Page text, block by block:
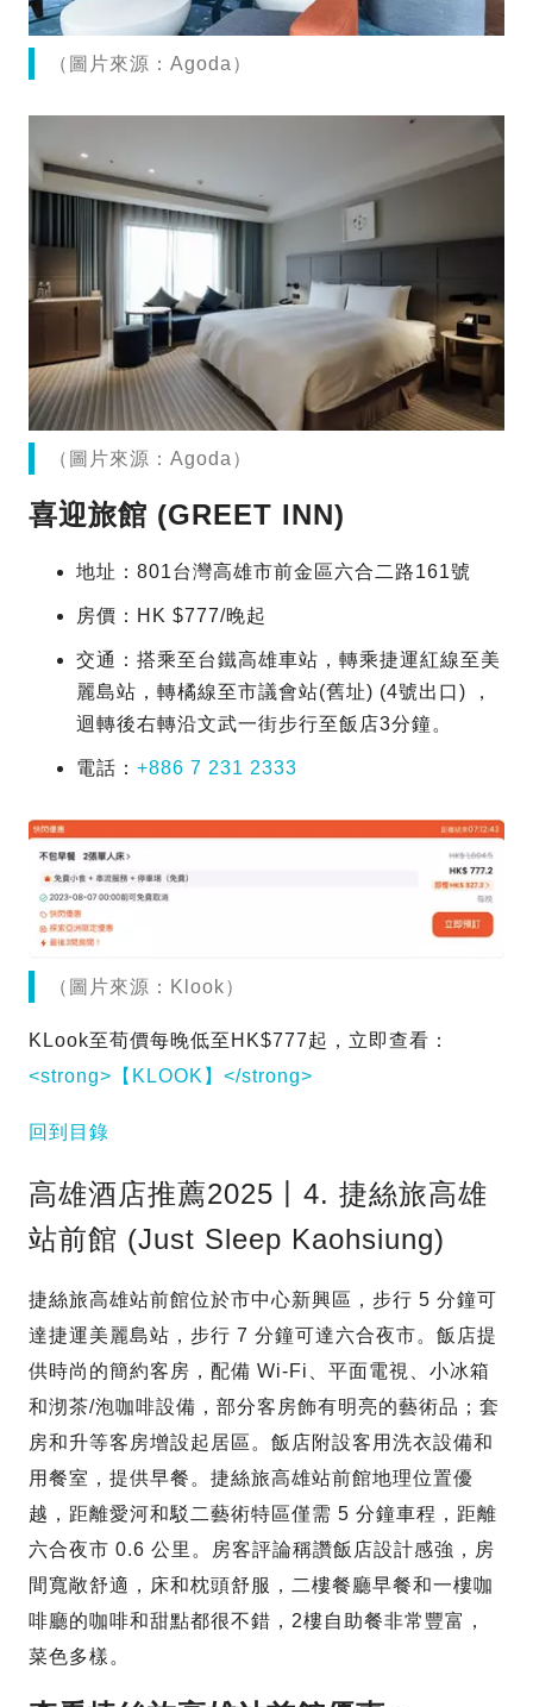
（圖片來源：Agoda）
（圖片來源：Agoda）
喜迎旅館 (GREET INN)
地址：801台灣高雄市前金區六合二路161號
房價：HK $777/晚起
交通：搭乘至台鐵高雄車站，轉乘捷運紅線至美
麗島站，轉橘線至市議會站(舊址) (4號出口) ，
迴轉後右轉沿文武一街步行至飯店3分鐘。
電話： +886 7 231 2333
（圖片來源：Klook）
KLook至荀價每晚低至HK$777起，立即查看：
<strong>【KLOOK】</strong>
回到目錄
高雄酒店推薦2025丨4. 捷絲旅高雄
站前館 (Just Sleep Kaohsiung)
捷絲旅高雄站前館位於市中心新興區，步行 5 分鐘可
達捷運美麗島站，步行 7 分鐘可達六合夜市。飯店提
供時尚的簡約客房，配備 Wi-Fi、平面電視、小冰箱
和沏茶/泡咖啡設備，部分客房飾有明亮的藝術品；套
房和升等客房增設起居區。飯店附設客用洗衣設備和
用餐室，提供早餐。捷絲旅高雄站前館地理位置優
越，距離愛河和駁二藝術特區僅需 5 分鐘車程，距離
六合夜市 0.6 公里。房客評論稱讚飯店設計感強，房
間寬敞舒適，床和枕頭舒服，二樓餐廳早餐和一樓咖
啡廳的咖啡和甜點都很不錯，2樓自助餐非常豐富，
菜色多樣。